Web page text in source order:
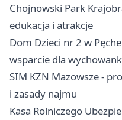
Chojnowski Park
edukacja i atrakcje
Dom Dzieci nr 2 w
wsparcie dla
SIM KZN Mazowsze -
i zasady najmu
Kasa Rolniczego